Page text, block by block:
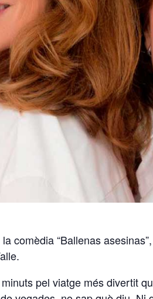
comèdia “Ballenas
pel viatge més divertit